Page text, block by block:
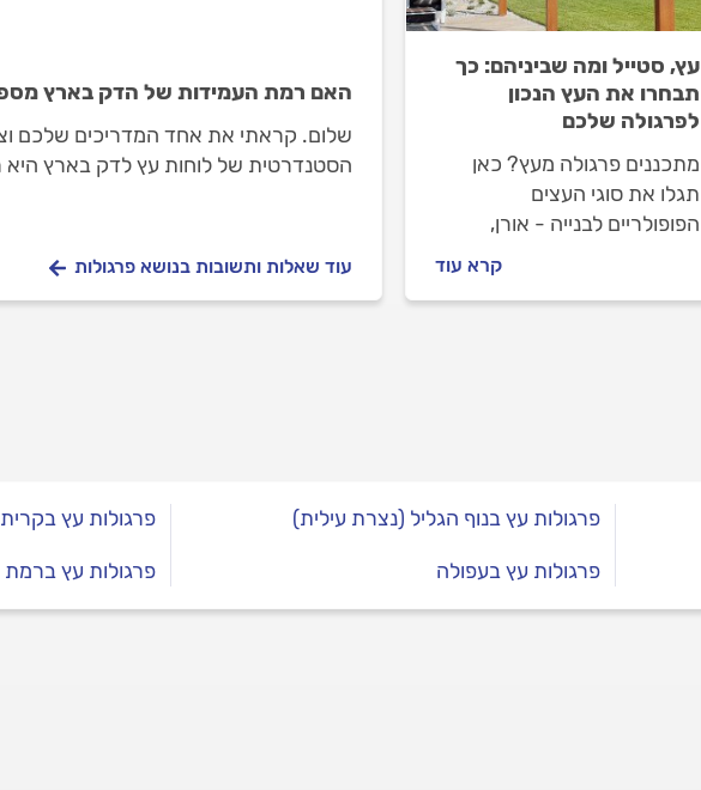
עץ, סטייל ומה שביניהם: כך
תבחרו את העץ הנכון
לפרגולה שלכם
מתכננים פרגולה מעץ? כאן
תגלו את סוגי העצים
הפופולריים לבנייה - אורן,
החסרונות והטיפים שיעזרו לכם
קרא עוד
האם רמת העמידות של הדק בארץ
שלום. קראתי את אחד המדריכים שלכם
לרמת העמידות של אורן פיני. תודה מראש.
עוד שאלות ותשובות בנושא פרגולות
פרגולות עץ בנוף הגליל (נצרת עילית)
פרגולות עץ בעפולה
פרגולות עץ
פרגולות עץ ברמת